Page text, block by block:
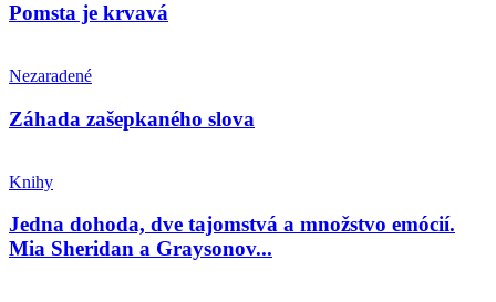
Pomsta je krvavá
Nezaradené
Záhada zašepkaného slova
Knihy
Jedna dohoda, dve tajomstvá a množstvo emócií.
Mia Sheridan a Graysonov...